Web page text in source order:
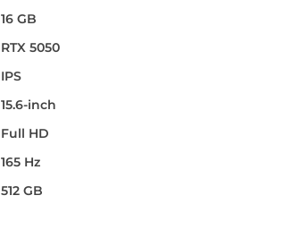
16 GB
RTX 5050
IPS
15.6-inch
Full HD
165 Hz
512 GB